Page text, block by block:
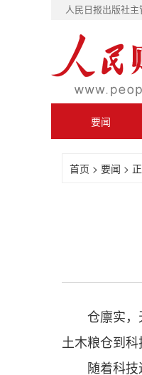
人民日报出版社
要闻
首页 > 要闻 >
仓廪实，
土木粮仓到
随着科